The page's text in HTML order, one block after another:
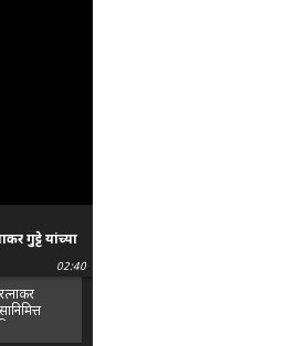
गुट्टे यांच्या
तालुक्यात02:40